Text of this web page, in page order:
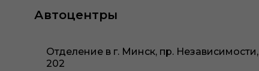
Автоцентры
Отделение в г. Минск, пр. Независимости,
202